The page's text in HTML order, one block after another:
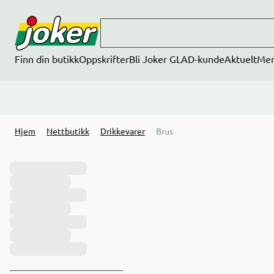
Finn din butikkOppskrifterBli Joker GLAD-kundeAktueltMer
Hjem Nettbutikk Drikkevarer Brus